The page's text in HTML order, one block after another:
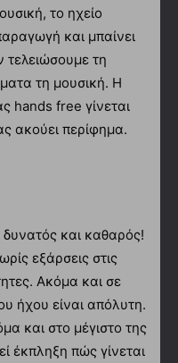
το ηχείο
και μπαίνει
τελειώσουμε τη
τη μουσική. Η
hands free γίνεται
ακούει περίφημα.
δυνατός και καθαρός!
εξάρσεις στις
Ακόμα και σε
ήχου είναι απόλυτη.
και στο μέγιστο της
έκπληξη πώς γίνεται